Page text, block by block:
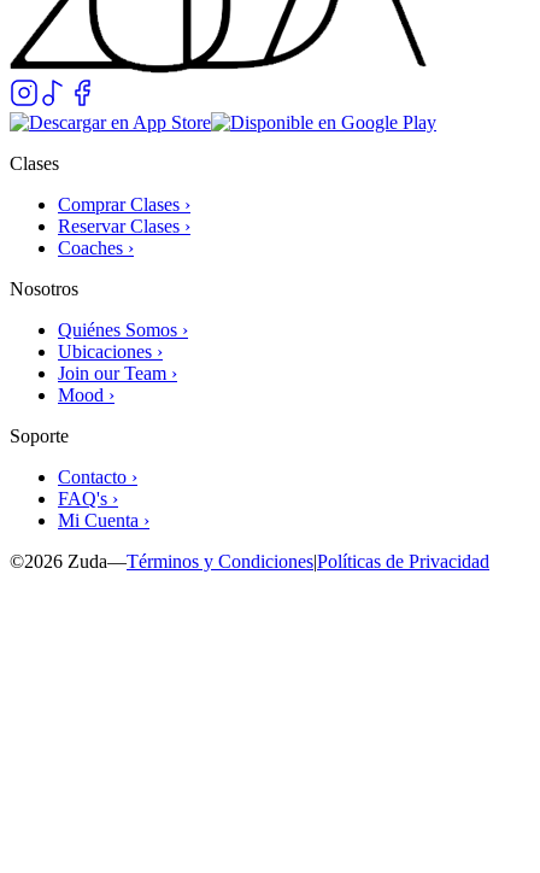
Clases
Comprar Clases ›
Reservar Clases ›
Coaches ›
Nosotros
Quiénes Somos ›
Ubicaciones ›
Join our Team ›
Mood ›
Soporte
Contacto ›
FAQ's ›
Mi Cuenta ›
©2026 Zuda—Términos y Condiciones|Políticas de Privacidad